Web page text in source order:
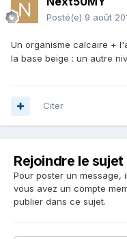
Posté(e) 9 août
Un organisme calcaire +
la base beige : un autre
Citer
Rejoindre le
Pour poster un message,
vous avez un compte
publier dans ce sujet.